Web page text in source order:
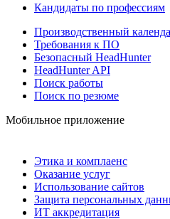
Кандидаты по профессиям
Производственный
Требования к ПО
Безопасный HeadHunter
HeadHunter API
Поиск работы
Поиск по резюме
Мобильное приложение
Этика и комплаенс
Оказание услуг
Использование сайтов
Защита персональных
ИТ аккредитация